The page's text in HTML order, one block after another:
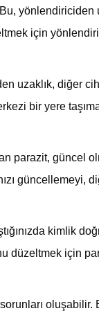
için
uzaklık, diğer
bir yere
parazit, güncel
kimlik
için